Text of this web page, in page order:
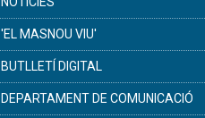
'EL MASNOU VIU'
BUTLLETÍ DIGITAL
DEPARTAMENT DE COMUNICACIÓ